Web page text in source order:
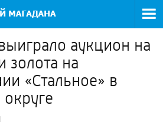
аукцион на
золота на
«Стальное» в